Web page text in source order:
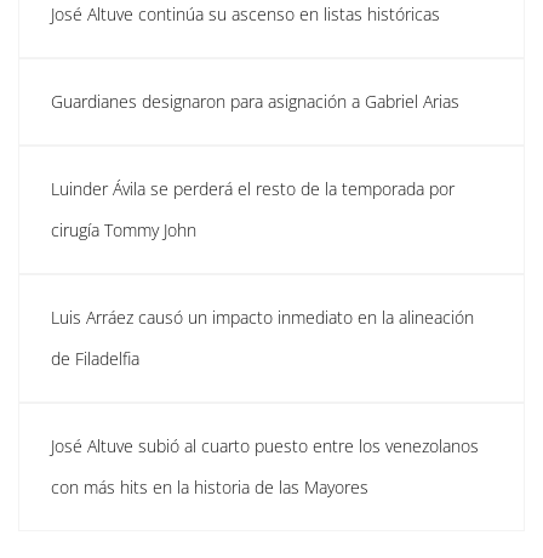
José Altuve continúa su ascenso en listas históricas
Guardianes designaron para asignación a Gabriel Arias
Luinder Ávila se perderá el resto de la temporada por
cirugía Tommy John
Luis Arráez causó un impacto inmediato en la alineación
de Filadelfia
José Altuve subió al cuarto puesto entre los venezolanos
con más hits en la historia de las Mayores